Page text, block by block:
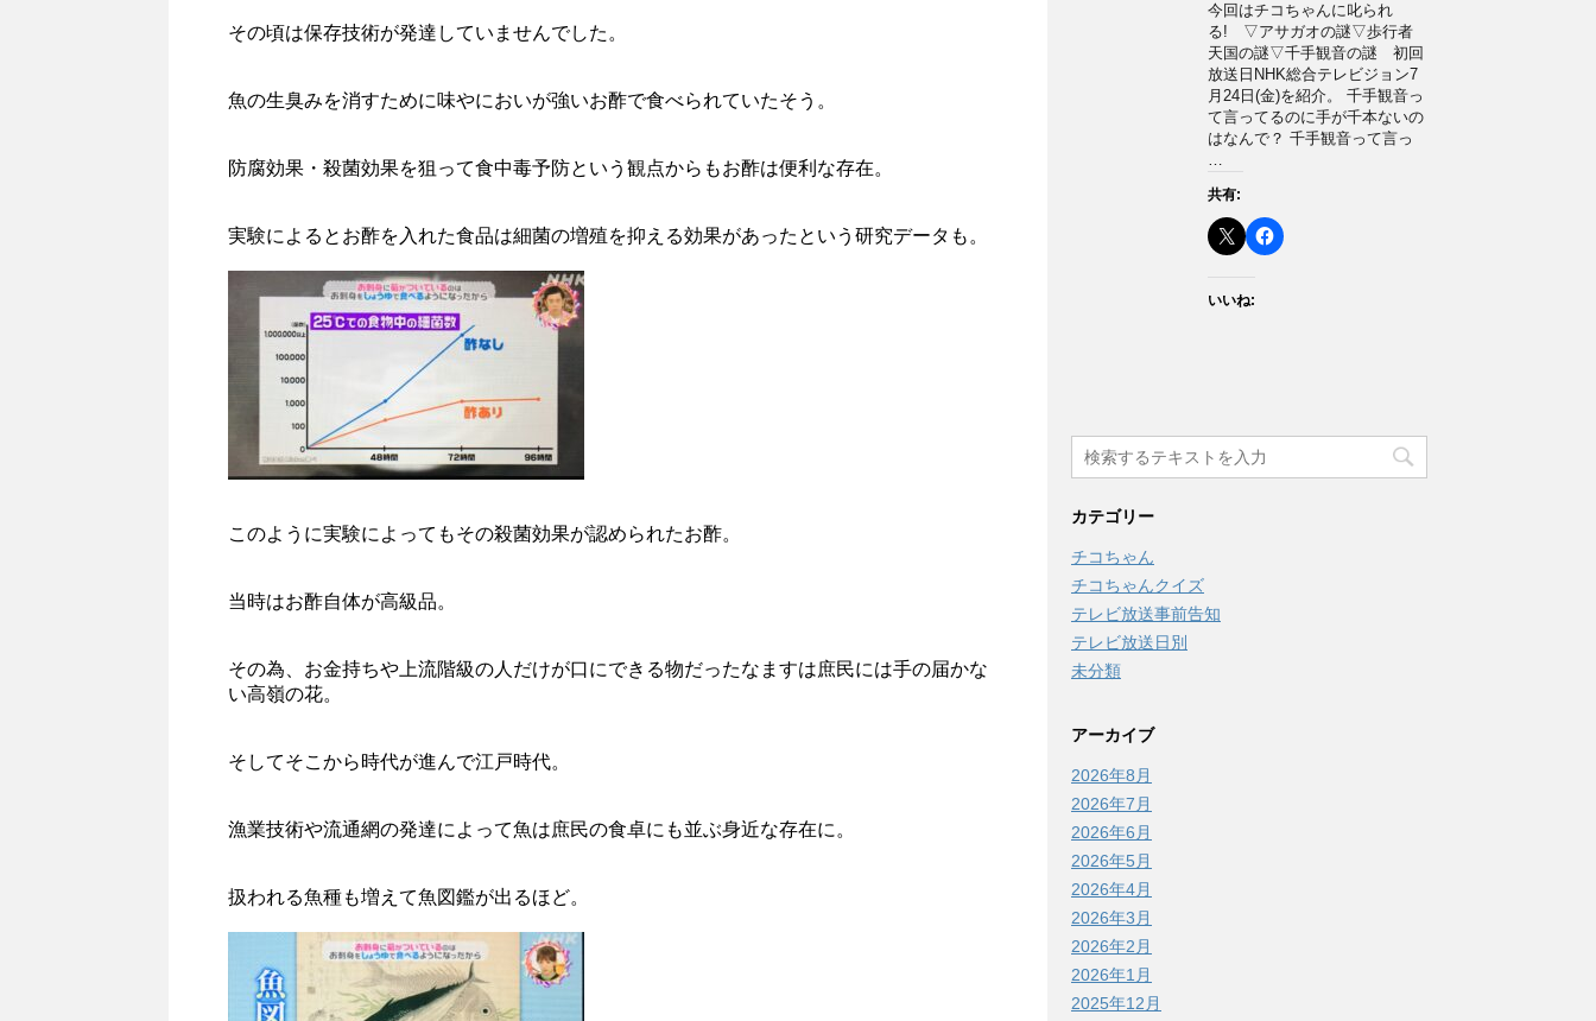
その頃は保存技術が発達していませんでした。
魚の生臭みを消すために味やにおいが強いお酢で食べられていたそう。
防腐効果・殺菌効果を狙って食中毒予防という観点からもお酢は便利な存在。
実験によるとお酢を入れた食品は細菌の増殖を抑える効果があったという研究データも。
このように実験によってもその殺菌効果が認められたお酢。
当時はお酢自体が高級品。
その為、お金持ちや上流階級の人だけが口にできる物だったなますは庶民には手の届かな
い高嶺の花。
そしてそこから時代が進んで江戸時代。
漁業技術や流通網の発達によって魚は庶民の食卓にも並ぶ身近な存在に。
扱われる魚種も増えて魚図鑑が出るほど。
今回はチコちゃんに叱られ
る! ▽アサガオの謎▽歩行者
天国の謎▽千手観音の謎 初回
放送日NHK総合テレビジョン7
月24日(金)を紹介。 千手観音っ
て言ってるのに手が千本ないの
はなんで？ 千手観音って言っ
…
共有:
いいね:
カテゴリー
チコちゃん
チコちゃんクイズ
テレビ放送事前告知
テレビ放送日別
未分類
アーカイブ
2026年8月
2026年7月
2026年6月
2026年5月
2026年4月
2026年3月
2026年2月
2026年1月
2025年12月